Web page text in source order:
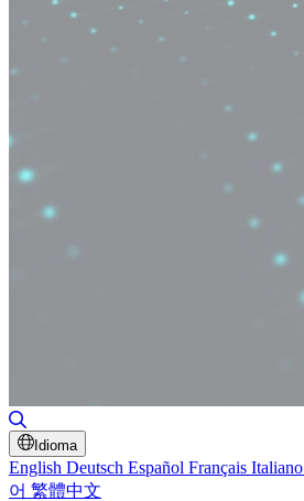
Idioma
English Deutsch Español Français Italiano
어 繁體中文